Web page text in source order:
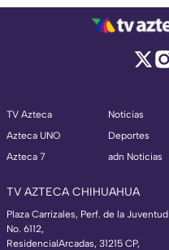
TV Azteca
Azteca UNO
Azteca 7
Noticias
Deportes
adn Noticias
TV AZTECA CHIHUAHUA
Plaza Carrizales, Perf. de la Juventud
No. 6112,
ResidencialArcadas, 31215 CP,